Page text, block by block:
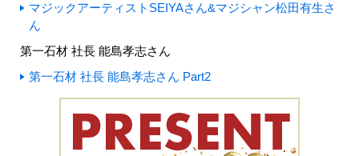
マジックアーティストSEIYAさん&マジシャン松田有生さ
ん
第一石材 社長 能島孝志さん
第一石材 社長 能島孝志さん Part2